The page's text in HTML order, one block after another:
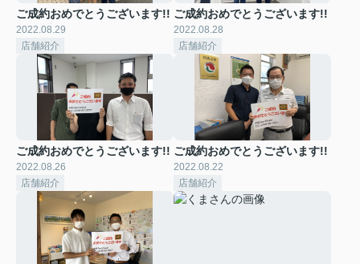
ご成約おめでとうございます!!
2022.08.29
店舗紹介
ご成約おめでとうございます!!
2022.08.28
店舗紹介
ご成約おめでとうございます!!
2022.08.26
店舗紹介
ご成約おめでとうございます!!
2022.08.22
店舗紹介